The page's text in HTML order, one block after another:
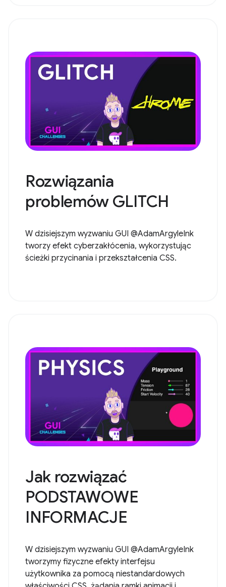
Rozwiązania
problemów GLITCH
W dzisiejszym wyzwaniu GUI @AdamArgyleInk
tworzy efekt cyberzakłócenia, wykorzystując
ścieżki przycinania i przekształcenia CSS.
Jak rozwiązać
PODSTAWOWE
INFORMACJE
W dzisiejszym wyzwaniu GUI @AdamArgyleInk
tworzymy fizyczne efekty interfejsu
użytkownika za pomocą niestandardowych